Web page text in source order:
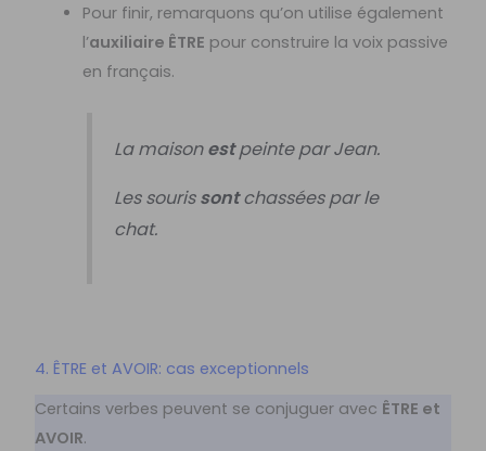
Pour finir, remarquons qu’on utilise également
l’auxiliaire ÊTRE pour construire la voix passive
en français.
La maisonestpeinte par Jean.
Les sourissontchassées par le
chat.
4. ÊTRE et AVOIR: cas exceptionnels
Certains verbes peuvent se conjuguer avec ÊTRE et
AVOIR.